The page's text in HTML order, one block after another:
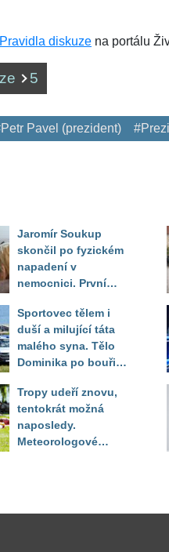
Pravidla diskuze na portálu
5
Pavel (prezident)
Jaromír Soukup
skončil po fyzickém
napadení v
nemocnici. První
Sportovec tělem i
duší a milující táta
malého syna. Tělo
Dominika po bouři
až druhý den
Tropy udeří znovu,
tentokrát možná
naposledy.
Meteorologové